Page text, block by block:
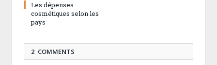
Les dépenses
cosmétiques selon les
pays
2 COMMENTS